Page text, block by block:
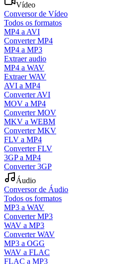
Vídeo
Conversor de Vídeo
Todos os formatos
MP4 a AVI
Converter MP4
MP4 a MP3
Extraer audio
MP4 a WAV
Extraer WAV
AVI a MP4
Converter AVI
MOV a MP4
Converter MOV
MKV a WEBM
Converter MKV
FLV a MP4
Converter FLV
3GP a MP4
Converter 3GP
Áudio
Conversor de Áudio
Todos os formatos
MP3 a WAV
Converter MP3
WAV a MP3
Converter WAV
MP3 a OGG
WAV a FLAC
FLAC a MP3